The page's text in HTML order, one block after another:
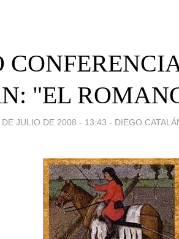
"EL
JULIO DE 2008 - 13:43 - DIEGO